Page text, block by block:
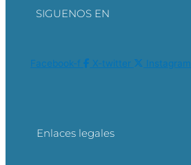
SIGUENOS EN
Facebook-f X-twitter Instagram
Enlaces legales